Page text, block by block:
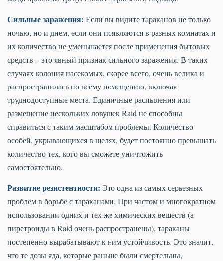
Сильные заражения: Если вы видите тараканов не только
ночью, но и днем, если они появляются в разных комнатах и
их количество не уменьшается после применения бытовых
средств – это явный признак сильного заражения. В таких
случаях колония насекомых, скорее всего, очень велика и
распространилась по всему помещению, включая
труднодоступные места. Единичные распыления или
размещение нескольких ловушек Raid не способны
справиться с таким масштабом проблемы. Количество
особей, укрывающихся в щелях, будет постоянно превышать
количество тех, кого вы сможете уничтожить
самостоятельно.
Развитие резистентности: Это одна из самых серьезных
проблем в борьбе с тараканами. При частом и многократном
использовании одних и тех же химических веществ (а
пиретроиды в Raid очень распространены), тараканы
постепенно вырабатывают к ним устойчивость. Это значит,
что те дозы яда, которые раньше были смертельны,